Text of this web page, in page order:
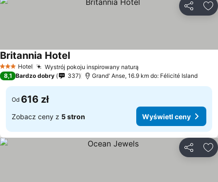
3 Kategoria
Hotel Wystrój pokoju inspirowany naturą
Britannia Hotel
8,1 Bardzo dobry 337 Grand' Anse, 16.9 km do: Félicité Island
Od 616 zł
Zobacz ceny z 5 stron Wyświetl ceny